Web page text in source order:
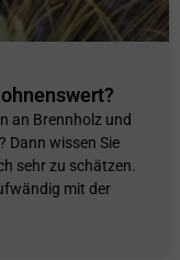
an Brennholz und
Dann wissen Sie
sehr zu schätzen.
mit der